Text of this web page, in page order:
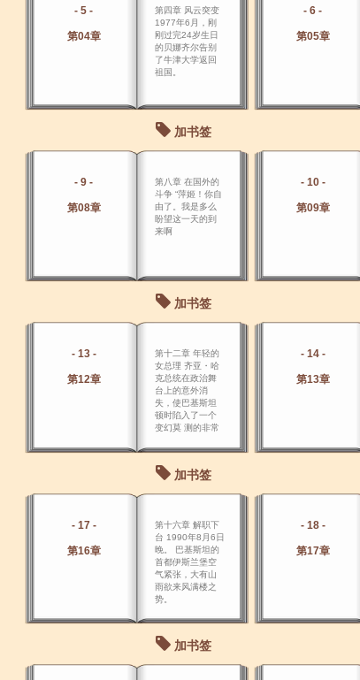
- 5 -
第04章
第四章 风云突变
1977年6月，刚
刚过完24岁生日
的贝娜齐尔告别
了牛津大学返回
祖国。
加书签
- 6 -
第05章
- 9 -
第08章
第八章 在国外的
斗争 “萍姬！你自
由了。我是多么
盼望这一天的到
来啊
加书签
- 10 -
第09章
- 13 -
第12章
第十二章 年轻的
女总理 齐亚・哈
克总统在政治舞
台上的意外消
失，使巴基斯坦
顿时陷入了一个
变幻莫 测的非常
加书签
- 14 -
第13章
- 17 -
第16章
第十六章 解职下
台 1990年8月6日
晚。 巴基斯坦的
首都伊斯兰堡空
气紧张，大有山
雨欲来风满楼之
势。
加书签
- 18 -
第17章